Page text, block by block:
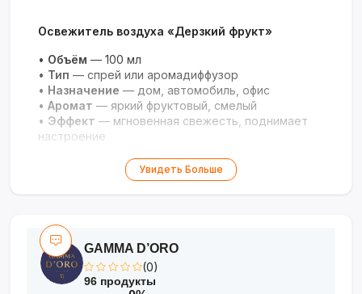
Освежитель воздуха «Дерзкий фрукт»
• Объём — 100 мл
• Тип — спрей или аромадиффузор
• Назначение — дом, автомобиль, офис
• Аромат — яркий фруктовый, смелый
• Эффект — мгновенная свежесть, поднимает
настроение
Увидеть Больше
GAMMA D’ORO
(0)
96 продукты